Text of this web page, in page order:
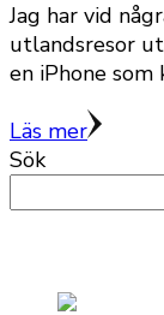
Jag har vid
utlandsresor
en iPhone
Läs mer
Sök